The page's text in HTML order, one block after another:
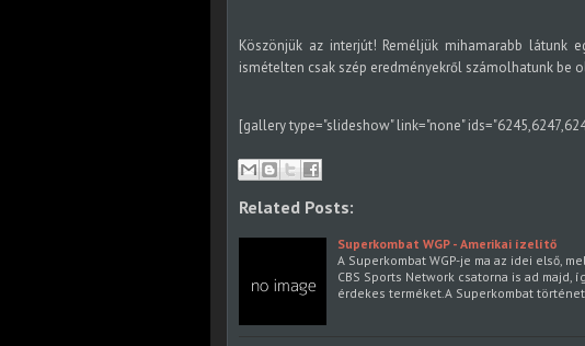
Köszönjük az interjút! Reméljük mihamarabb látunk
ismételten csak szép eredményekről számolhatunk be
[gallery type="slideshow" link="none"
Related Posts:
Superkombat WGP - Amerikai ízelítő
A Superkombat WGP-je ma az idei első,
CBS Sports Network csatorna is ad
érdekes terméket.A Superkombat